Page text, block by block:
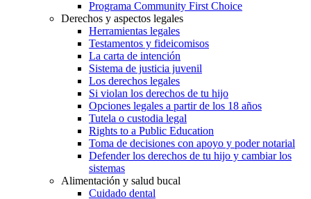
Programa Community First Choice
Derechos y aspectos legales
Herramientas legales
Testamentos y fideicomisos
La carta de intención
Sistema de justicia juvenil
Los derechos legales
Si violan los derechos de tu hijo
Opciones legales a partir de los 18 años
Tutela o custodia legal
Rights to a Public Education
Toma de decisiones con apoyo y poder notarial
Defender los derechos de tu hijo y cambiar los
sistemas
Alimentación y salud bucal
Cuidado dental